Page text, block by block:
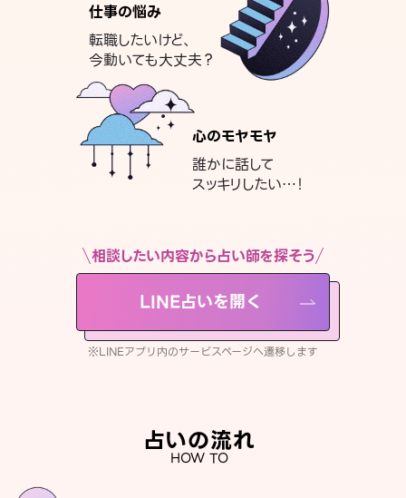
仕事の悩み
転職したいけど、
今動いても大丈夫？
心のモヤモヤ
誰かに話して
スッキリしたい…！
相談したい内容から占い師を探そう
LINE占いを開く
※LINEアプリ内のサービスページへ遷移します
占いの流れ
HOW TO